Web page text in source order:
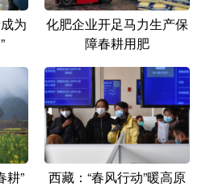
为
化肥企业开足马力生产保
障春耕用肥
耕” 西藏：“春风行动”暖高原